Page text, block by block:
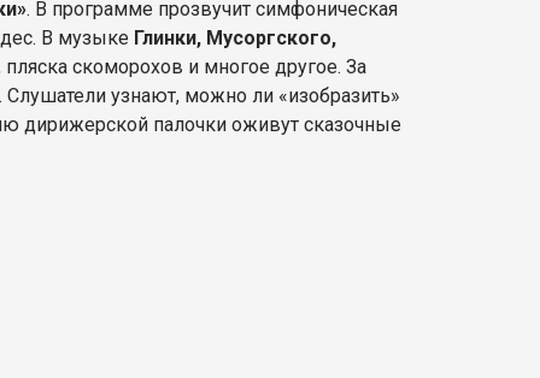
. В программе прозвучит симфоническая
В музыке Глинки, Мусоргского,
скоморохов и многое другое. За
. Слушатели узнают, можно ли «изобразить»
дирижерской палочки оживут сказочные